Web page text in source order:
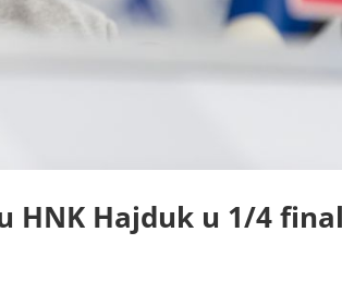
HNK Hajduk u 1/4